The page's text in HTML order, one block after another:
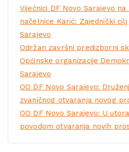
Vijećnici DF Novo Sarajevo
načelnice Karić: Zajednički
Sarajevo
Održan završni predizborni
Općinske organizacije
Sarajevo
OO DF Novo Sarajevo:
zvaničnog otvaranja novog
OO DF Novo Sarajevo: U
povodom otvaranja novih